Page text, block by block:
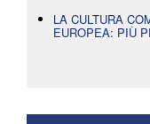
LA CULTURA
EUROPEA: PIÙ